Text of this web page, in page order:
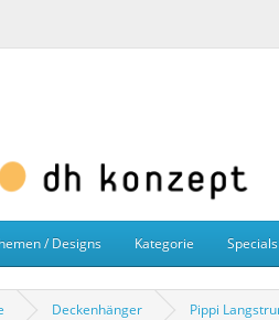
/ Designs Kategorie Specials
Deckenhänger Pippi